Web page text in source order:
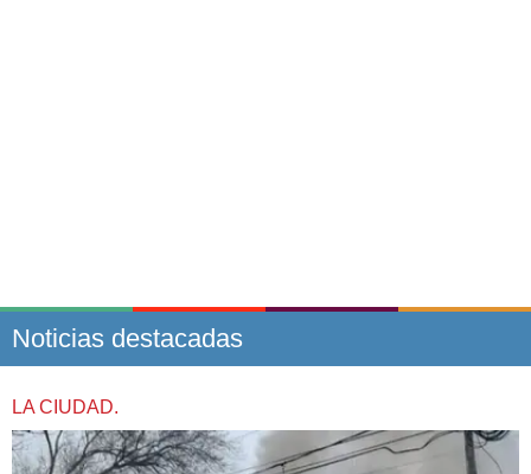
Noticias destacadas
LA CIUDAD.